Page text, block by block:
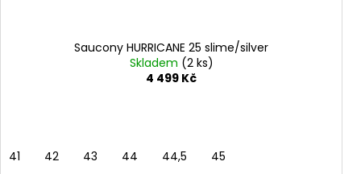
Saucony HURRICANE 25 slime/silver
Skladem (2 ks)
4 499 Kč
41 42 43 44 44,5 45